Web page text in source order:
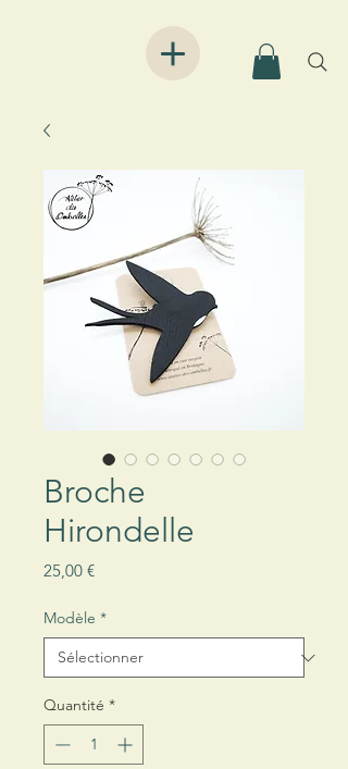
Broche
Hirondelle
25,00 €Prix
Modèle *
Quantité *